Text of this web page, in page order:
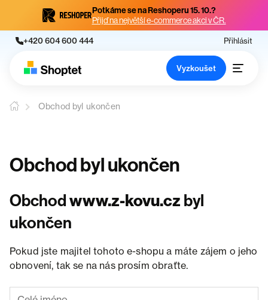
Potkáme se na Reshoperu 15. 10.?
Přijď na největší e-commerce akci v ČR.
+420 604 600 444 Přihlásit
Vyzkoušet
Obchod byl ukončen
Obchod byl ukončen
Obchodwww.z-kovu.cz byl
ukončen
Pokud jste majitel tohoto e-shopu a máte zájem o jeho
obnovení, tak se na nás prosím obraťte.